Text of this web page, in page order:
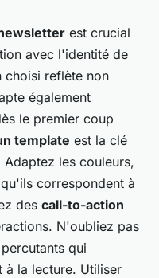
est crucial
avec l'identité de
choisi reflète non
également
le premier coup
template est la clé
les couleurs,
correspondent à
des call-to-action
N'oubliez pas
qui
à la lecture. Utiliser